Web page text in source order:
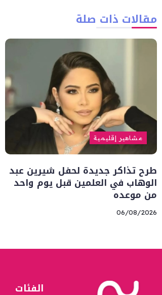
مقالات ذات صلة
مشاهير إقليمية
طرح تذاكر جديدة لحفل شيرين عبد
الوهاب في العلمين قبل يوم واحد
من موعده
06/08/2026
الفئات